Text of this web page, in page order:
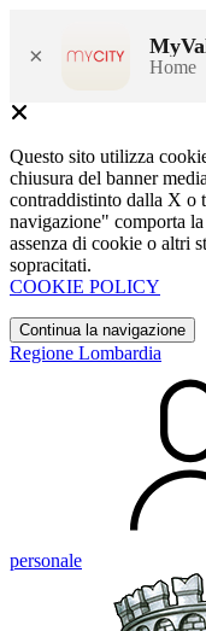
× Home
Questo sito utilizza
chiusura del banner
contraddistinto dalla X o
navigazione" comporta
assenza di cookie o altri
sopracitati.
COOKIE POLICY
Continua la navigazione
Regione Lombardia
personale